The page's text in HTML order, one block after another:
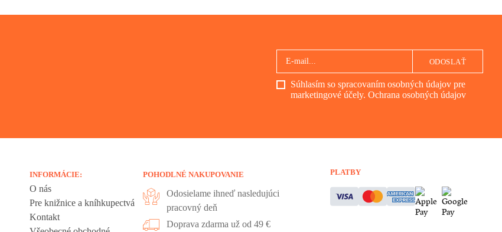
Súhlasím so spracovaním osobných údajov pre
marketingové účely. Ochrana osobných údajov
ODOSLAŤ
INFORMÁCIE:
O nás
Pre knižnice a kníhkupectvá
Kontakt
POHODLNÉ NAKUPOVANIE
Odosielame ihneď nasledujúci
pracovný deň
Doprava zdarma už od 49 €
PLATBY